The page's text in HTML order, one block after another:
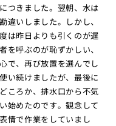
つきました。翌朝、水は
違いしました。しかし、
は昨日よりも引くのが遅
を呼ぶのが恥ずかしい、
で、再び放置を選んでし
い続けましたが、最後に
ころか、排水口から不気
始めたのです。観念して
情で作業をしていまし